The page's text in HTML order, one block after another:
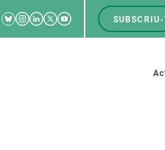
RRSS
Bluesky
Instagram
Linkedin
TwitterYoutube